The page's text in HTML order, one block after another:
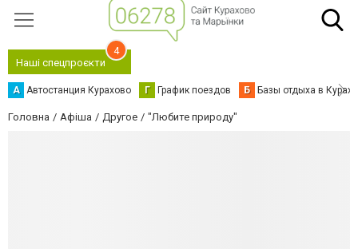
Наші спецпроєкти
4
А Автостанция Курахово Г График поездов Б Базы отдыха в
Головна Афіша Другое "Любите природу"